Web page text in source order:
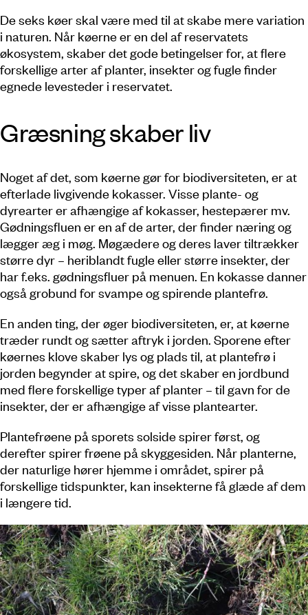
De seks køer skal være med til at skabe mere variation
i naturen. Når køerne er en del af reservatets
økosystem, skaber det gode betingelser for, at flere
forskellige arter af planter, insekter og fugle finder
egnede levesteder i reservatet.
Græsning skaber liv
Noget af det, som køerne gør for biodiversiteten, er at
efterlade livgivende kokasser. Visse plante- og
dyrearter er afhængige af kokasser, hestepærer mv.
Gødningsfluen er en af de arter, der finder næring og
lægger æg i møg. Møgædere og deres laver tiltrækker
større dyr – heriblandt fugle eller større insekter, der
har f.eks. gødningsfluer på menuen. En kokasse danner
også grobund for svampe og spirende plantefrø.
En anden ting, der øger biodiversiteten, er, at køerne
træder rundt og sætter aftryk i jorden. Sporene efter
køernes klove skaber lys og plads til, at plantefrø i
jorden begynder at spire, og det skaber en jordbund
med flere forskellige typer af planter – til gavn for de
insekter, der er afhængige af visse plantearter.
Plantefrøene på sporets solside spirer først, og
derefter spirer frøene på skyggesiden. Når planterne,
der naturlige hører hjemme i området, spirer på
forskellige tidspunkter, kan insekterne få glæde af dem
i længere tid.